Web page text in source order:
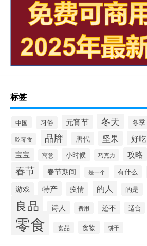
标签
中国 习俗 元宵节 冬天 冬季
吃零食 品牌 唐代 坚果 好吃
宝宝 寓意 小时候 巧克力 攻略
春节 春节期间 是一个 有什么
游戏 特产 疫情 的人 的是
良品 诗人 费用 还不 适合
零食 食品 食物 饼干